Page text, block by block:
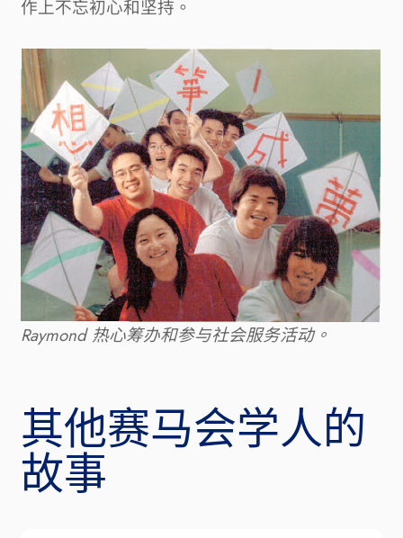
作上不忘初心和坚持。
Raymond 热心筹办和参与社会服务活动。
其他赛马会学人的
故事